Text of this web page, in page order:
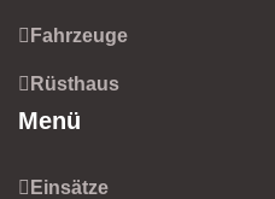
Fahrzeuge
Rüsthaus
Menü
Einsätze